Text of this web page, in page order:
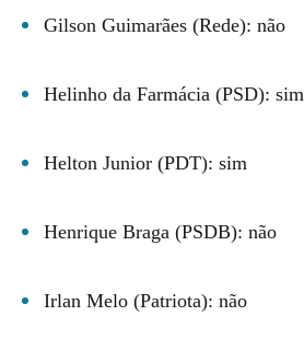
Gilson Guimarães (Rede): não
Helinho da Farmácia (PSD): sim
Helton Junior (PDT): sim
Henrique Braga (PSDB): não
Irlan Melo (Patriota): não